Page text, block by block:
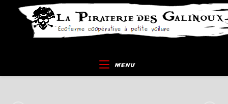
MENU